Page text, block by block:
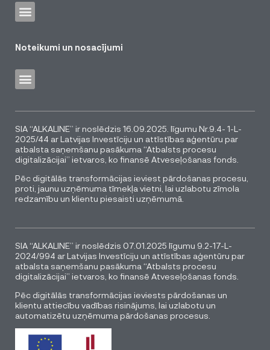
Noteikumi un nosacījumi
SIA “ALKALINE” ir noslēdzis 16.09.2025. līgumu Nr.9.4- 1-L-
2025/44 ar Latvijas Investīciju un attīstības aģentūru par
atbalsta saņemšanu pasākuma “Atbalsts procesu
digitalizācijai” ietvaros, ko finansē Atveseļošanas fonds.
Pēc digitālās transformācijas ieviest pārdošanas procesu,
proti, jaunu uzņēmuma tīmekļa vietni, lai uzlabotu zīmola
redzamību un klientu piesaisti uzņēmumā.
SIA “ALKALINE” ir noslēdzis 07.01.2025 līgumu 9.2-17-L-
2024/994 ar Latvijas Investīciju un attīstības aģentūru par
atbalsta saņemšanu pasākuma “Atbalsts procesu
digitalizācijai” ietvaros, ko finansē Atveseļošanas fonds.
Pēc digitālās transformācijas ieviests pārdošanas un
klientu attiecību vadības risinājums, lai uzlabotu un
automatizētu uzņēmuma pārdošanas procesus.